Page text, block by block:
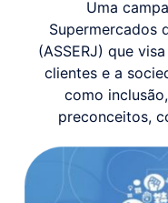
Uma
Supermercados
(ASSERJ) que
clientes e a
como
preconceitos,